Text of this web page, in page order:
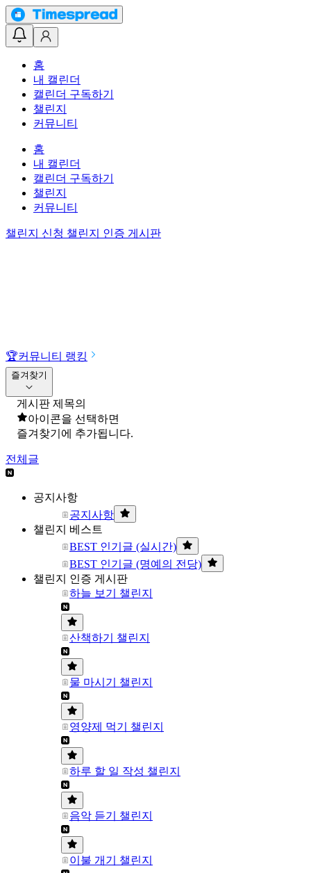
홈
내 캘린더
캘린더 구독하기
챌린지
커뮤니티
홈
내 캘린더
캘린더 구독하기
챌린지
커뮤니티
챌린지 신청 챌린지 인증 게시판
🏆커뮤니티 랭킹
즐겨찾기
게시판 제목의
아이콘을 선택하면
즐겨찾기에 추가됩니다.
전체글
공지사항
공지사항
챌린지 베스트
BEST 인기글 (실시간)
BEST 인기글 (명예의 전당)
챌린지 인증 게시판
하늘 보기 챌린지
산책하기 챌린지
물 마시기 챌린지
영양제 먹기 챌린지
하루 할 일 작성 챌린지
음악 듣기 챌린지
이불 개기 챌린지